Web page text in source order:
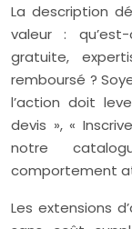
La description
valeur :
gratuite,
remboursé ?
l’action doit
devis », «
notre
comportement
Les extensions